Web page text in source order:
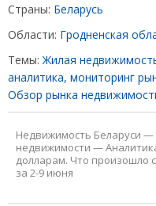
Страны: Беларусь
Области: Гродненская
Темы: Жилая
аналитика, мониторинг
Обзор рынка
Недвижимость Беларуси —
недвижимости —
долларам. Что произошло
за 2-9 июня